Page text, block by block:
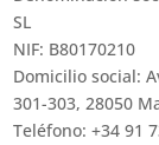
SL
NIF: B80170210
Domicilio social:
301-303, 28050
Teléfono: +34 91